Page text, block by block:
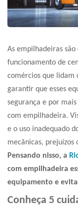
As empilhadeiras
funcionamento de
comércios que lidam
garantir que esses
segurança e por
com empilhadeira.
e o uso inadequado
mecânicas, prejuízos
Pensando nisso, a
com empilhadeira
equipamento e
Conheça 5